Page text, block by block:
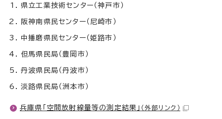
県立工業技術センター（神戸市）
阪神南県民センター（尼崎市）
中播磨県民センター（姫路市）
但馬県民局（豊岡市）
丹波県民局（丹波市）
淡路県民局（洲本市）
兵庫県「空間放射線量等の測定結果」 （外部リンク）